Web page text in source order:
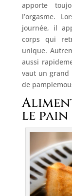
apporte
l’orgasme.
journée, il
corps qui
unique.
aussi
vaut un grand
de
le pain